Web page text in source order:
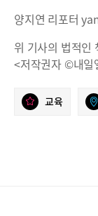
양지연 리포터
위 기사의 법적인
<저작권자 ©내일
교육